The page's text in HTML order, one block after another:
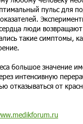
пульс для
люди
такие симптомы,
большое значение
интенсивную
отказываться от